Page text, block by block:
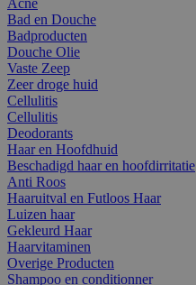
Bad en Douche
Badproducten
Douche Olie
Vaste Zeep
Zeer droge huid
Cellulitis
Cellulitis
Deodorants
Haar en Hoofdhuid
Beschadigd haar en hoofdirritatie
Anti Roos
Haaruitval en Futloos Haar
Luizen haar
Gekleurd Haar
Haarvitaminen
Overige Producten
Shampoo en conditionner